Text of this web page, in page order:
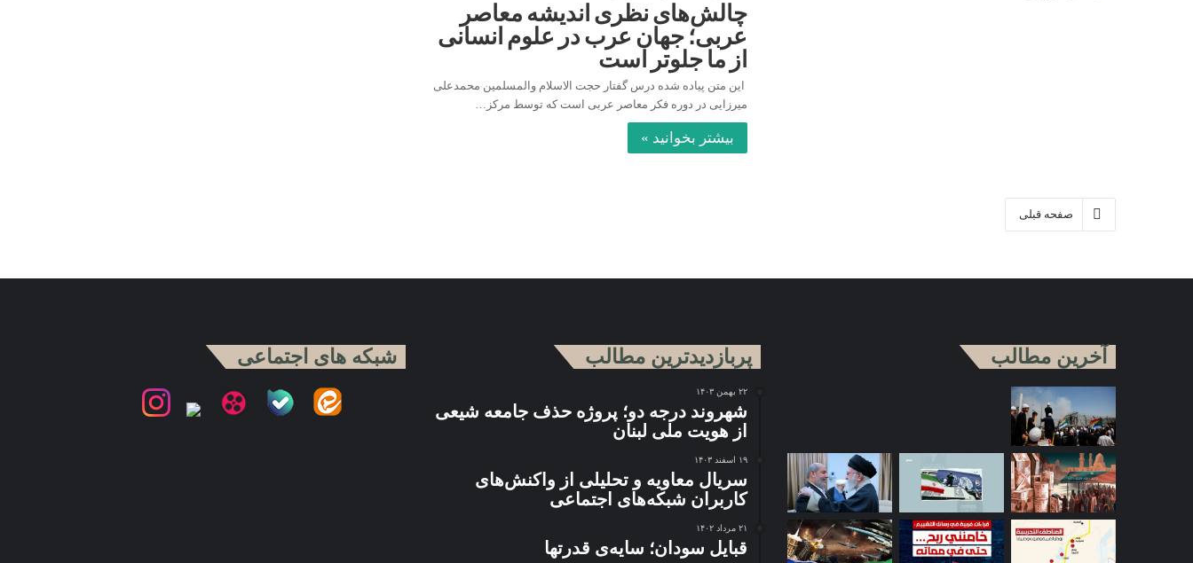
چالش‌های نظری اندیشه معاصر
عربی؛ جهان عرب در علوم انسانی
از ما جلوتر است
این متن پیاده شده درس گفتار حجت الاسلام والمسلمین محمدعلی
میرزایی در دوره فکر معاصر عربی است که توسط مرکز…
بیشتر بخوانید »
صفحه قبلی
آخرین مطالب پربازدیدترین مطالب
۲۲ بهمن ۱۴۰۳
شهروند درجه دو؛ پروژه حذف جامعه شیعی
از هویت ملی لبنان
۱۹ اسفند ۱۴۰۳
سریال معاویه و تحلیلی از واکنش‌های
کاربران شبکه‌های اجتماعی
۲۱ مرداد ۱۴۰۲
قبایل سودان؛ سایه‌ی قدرتها
شبکه های اجتماعی